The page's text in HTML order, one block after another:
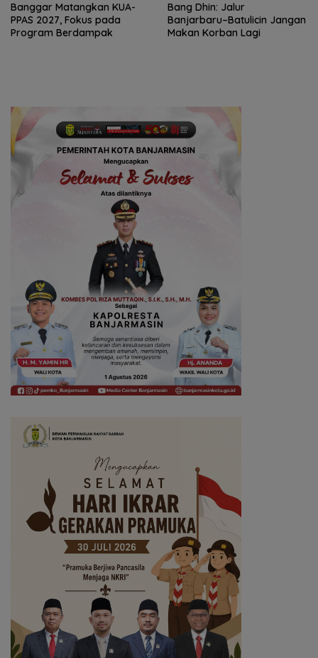
‎Banggar Matangkan KUA-
PPAS 2027, Fokus pada
Program Berdampak
Bang Dhin: Jalur
Banjarbaru–Batulicin Jangan
Makan Korban Lagi